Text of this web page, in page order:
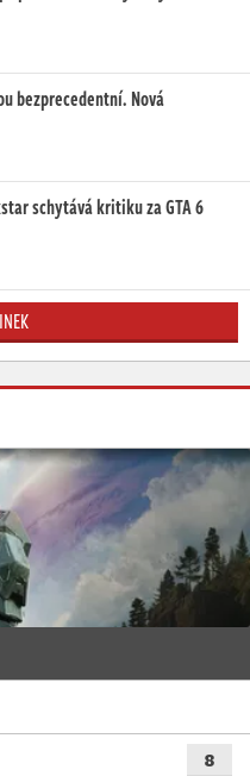
bezprecedentní. Nová
schytává kritiku za GTA 6
8